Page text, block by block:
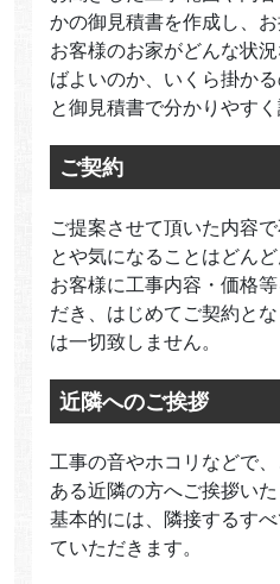
かの御見積書を作成し、お
お客様のお家がどんな状
ばよいのか、いくら掛か
と御見積書で分かりやす
ご契約
ご提案させて頂いた内容
とや気になることはどんど
お客様に工事内容・価格
だき、はじめてご契約と
は一切致しません。
近隣へのご挨拶
工事の音やホコリなどで
ある近隣の方へご挨拶いた
基本的には、隣接するす
ていただきます。